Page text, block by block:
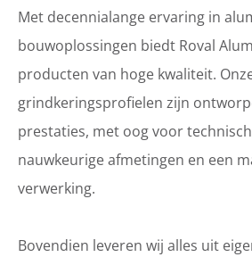
Met decennialange ervaring in
bouwoplossingen biedt Roval
producten van hoge kwaliteit.
grindkeringsprofielen zijn
prestaties, met oog voor
nauwkeurige afmetingen en een
verwerking.
Bovendien leveren wij alles uit